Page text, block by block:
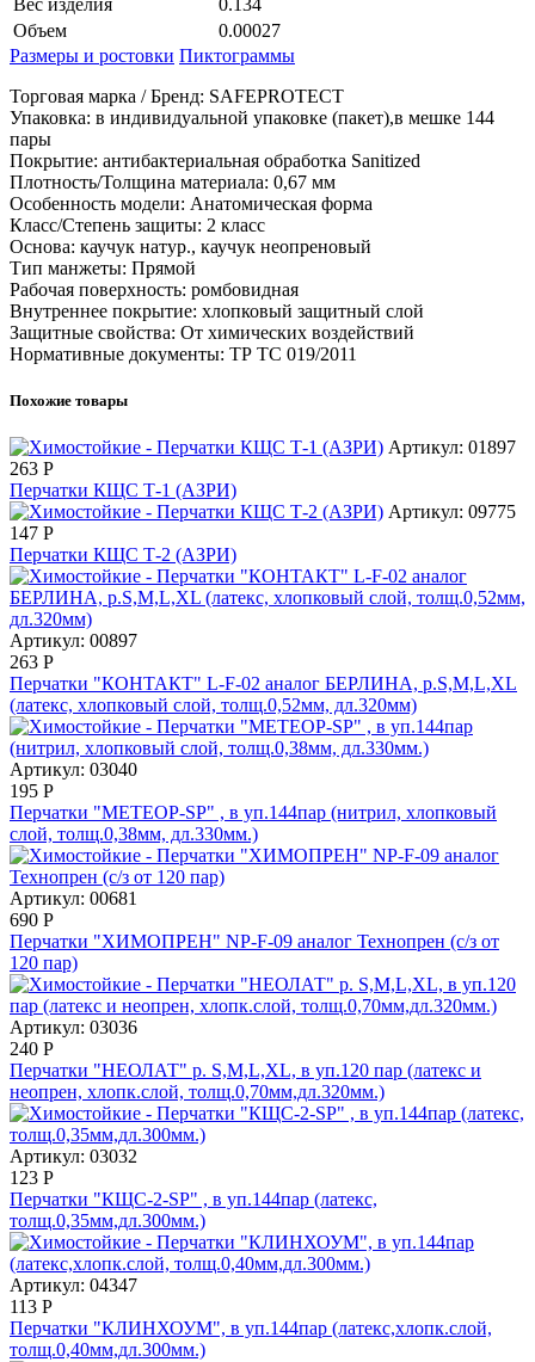
Объем
0.00027
Размеры и ростовки Пиктограммы
Торговая марка / Бренд: SAFEPROTECT
Упаковка: в индивидуальной упаковке (пакет),в мешке 144
пары
Покрытие: антибактериальная обработка Sanitized
Плотность/Толщина материала: 0,67 мм
Особенность модели: Анатомическая форма
Класс/Степень защиты: 2 класс
Основа: каучук натур., каучук неопреновый
Тип манжеты: Прямой
Рабочая поверхность: ромбовидная
Внутреннее покрытие: хлопковый защитный слой
Защитные свойства: От химических воздействий
Нормативные документы: ТР ТС 019/2011
Похожие товары
Артикул: 01897
263 Р
Перчатки КЩС Т-1 (АЗРИ)
Артикул: 09775
147 Р
Перчатки КЩС Т-2 (АЗРИ)
Артикул: 00897
263 Р
Перчатки "КОНТАКТ" L-F-02 аналог БЕРЛИНА, р.S,M,L,XL
(латекс, хлопковый слой, толщ.0,52мм, дл.320мм)
Артикул: 03040
195 Р
Перчатки "МЕТЕОР-SP" , в уп.144пар (нитрил, хлопковый
слой, толщ.0,38мм, дл.330мм.)
Артикул: 00681
690 Р
Перчатки "ХИМОПРЕН" NP-F-09 аналог Технопрен (с/з от
120 пар)
Артикул: 03036
240 Р
Перчатки "НЕОЛАТ" р. S,M,L,XL, в уп.120 пар (латекс и
неопрен, хлопк.слой, толщ.0,70мм,дл.320мм.)
Артикул: 03032
123 Р
Перчатки "КЩС-2-SP" , в уп.144пар (латекс,
толщ.0,35мм,дл.300мм.)
Артикул: 04347
113 Р
Перчатки "КЛИНХОУМ", в уп.144пар (латекс,хлопк.слой,
толщ.0,40мм,дл.300мм.)